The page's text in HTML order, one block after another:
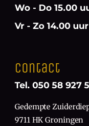
Wo - Do 15.00
Vr - Zo 14.00 uur
Contact
Tel. 050 58 927
Gedempte
9711 HK Groningen